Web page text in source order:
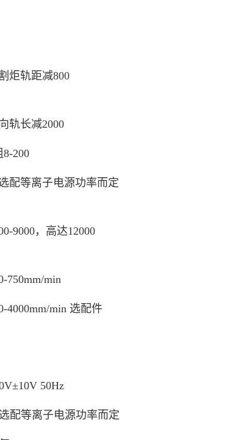
炬轨距减800
轨长减2000
8-200
配等离子电源功率而定
9000，高达12000
750mm/min
4000mm/min 选配件
50Hz
配等离子电源功率而定